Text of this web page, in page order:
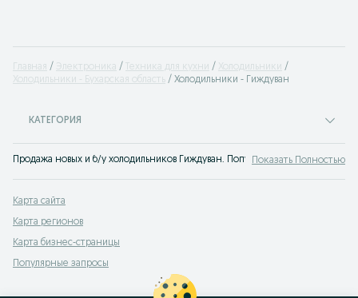
Главная Электроника Техника для кухни
Холодильники
Холодильники - Бухарская область
Холодильники - Гиждуван
КАТЕГОРИЯ
Продажа новых и б/у холодильников Гиждуван. Популярные бренды
Показать Полностью
Карта сайта
Карта регионов
Карта бизнес-страницы
Популярные запросы